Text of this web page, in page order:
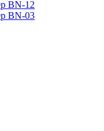
BN-12
BN-03